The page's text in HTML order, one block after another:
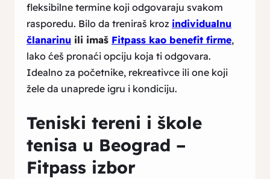
fleksibilne termine koji odgovaraju svakom
rasporedu. Bilo da treniraš kroz individualnu
članarinu ili imaš Fitpass kao benefit firme,
lako ćeš pronaći opciju koja ti odgovara.
Idealno za početnike, rekreativce ili one koji
žele da unaprede igru i kondiciju.
Teniski tereni i škole
tenisa u Beograd –
Fitpass izbor